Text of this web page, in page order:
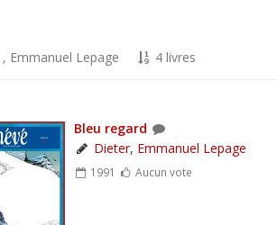
, Emmanuel Lepage 4 livres
Bleu regard
Dieter, Emmanuel Lepage
1991 Aucun vote